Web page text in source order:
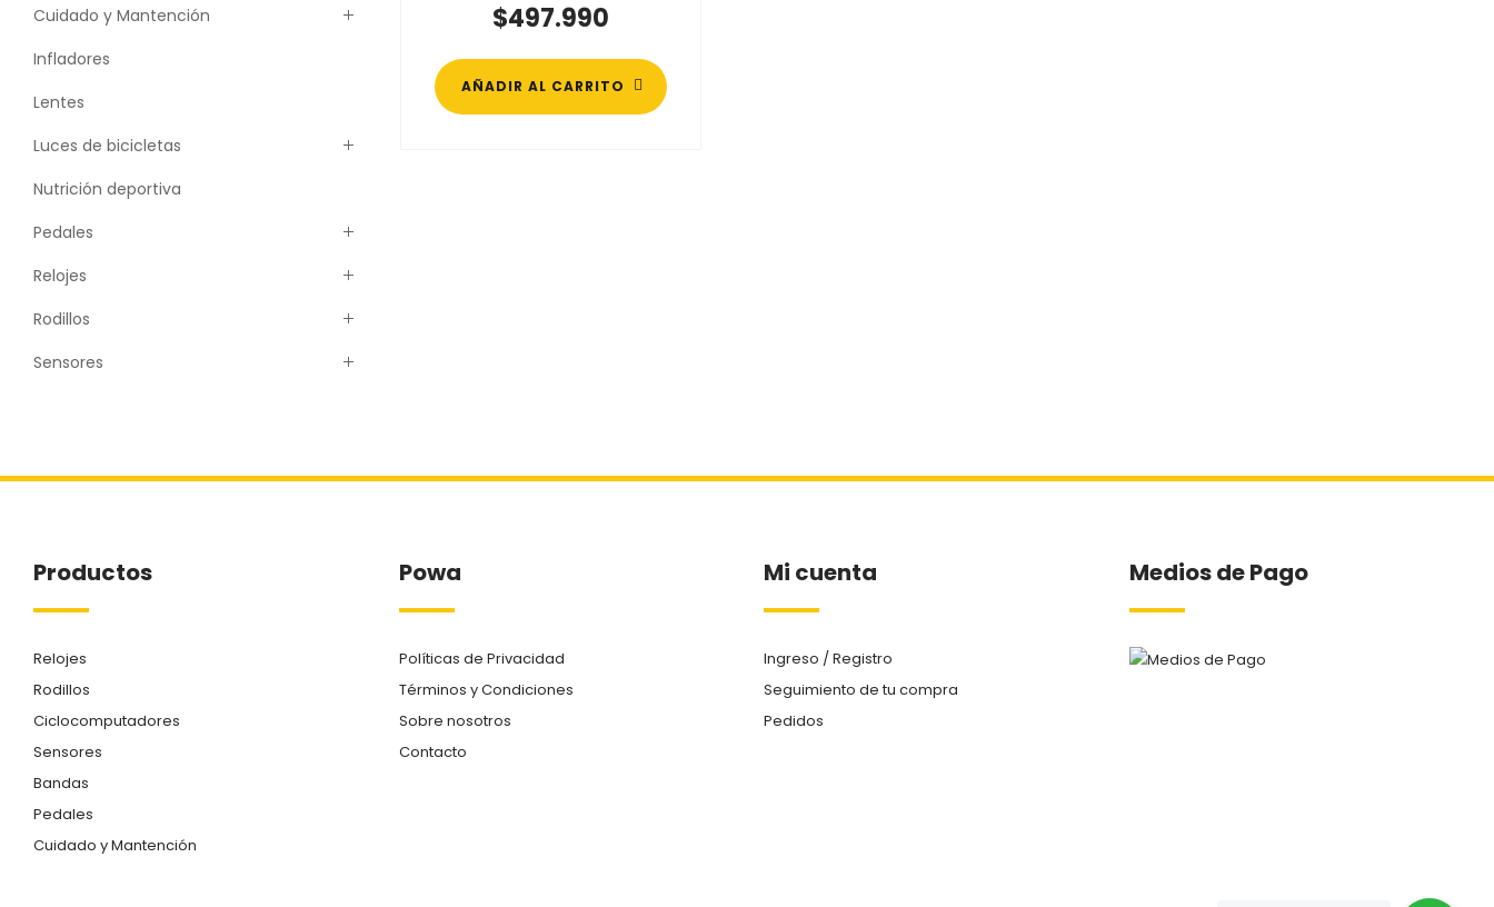
$497.990
AÑADIR AL CARRITO
Cuidado y Mantención
Infladores
Lentes
Luces de bicicletas
Nutrición deportiva
Pedales
Relojes
Rodillos
Sensores
Productos
Relojes
Rodillos
Ciclocomputadores
Sensores
Bandas
Pedales
Cuidado y Mantención
Powa
Políticas de Privacidad
Términos y Condiciones
Sobre nosotros
Contacto
Mi cuenta
Ingreso / Registro
Seguimiento de tu compra
Pedidos
Medios de Pago